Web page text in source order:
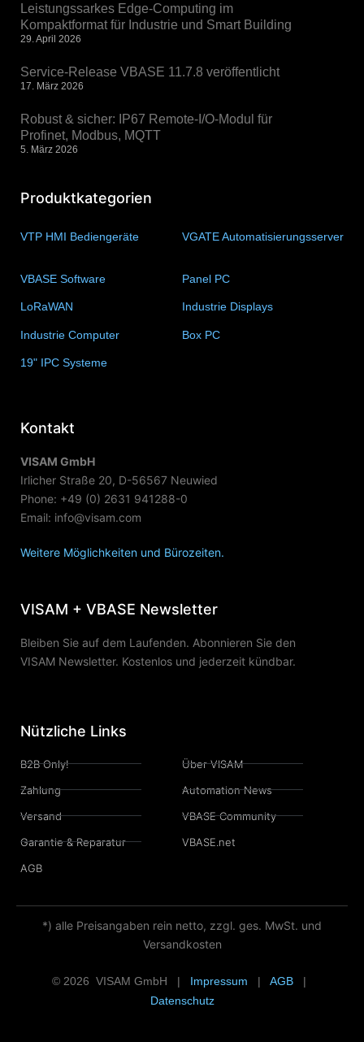
Leistungssarkes Edge-Computing im
Kompaktformat für Industrie und Smart Building
29. April 2026
Service-Release VBASE 11.7.8 veröffentlicht
17. März 2026
Robust & sicher: IP67 Remote-I/O-Modul für
Profinet, Modbus, MQTT
5. März 2026
Produktkategorien
VTP HMI Bediengeräte
VGATE Automatisierungsserver
VBASE Software Panel PC
LoRaWAN Industrie Displays
Industrie Computer Box PC
19" IPC Systeme
Kontakt
VISAM GmbH
Irlicher Straße 20, D-56567 Neuwied
Phone: +49 (0) 2631 941288-0
Email: info@visam.com
Weitere Möglichkeiten und Bürozeiten.
VISAM + VBASE Newsletter
Bleiben Sie auf dem Laufenden. Abonnieren Sie den
VISAM Newsletter. Kostenlos und jederzeit kündbar.
Nützliche Links
B2B Only!
Zahlung
Versand
Garantie & Reparatur
AGB
Über VISAM
Automation News
VBASE Community
VBASE.net
*) alle Preisangaben rein netto, zzgl. ges. MwSt. und
Versandkosten
© 2026 VISAM GmbH | Impressum | AGB|
Datenschutz